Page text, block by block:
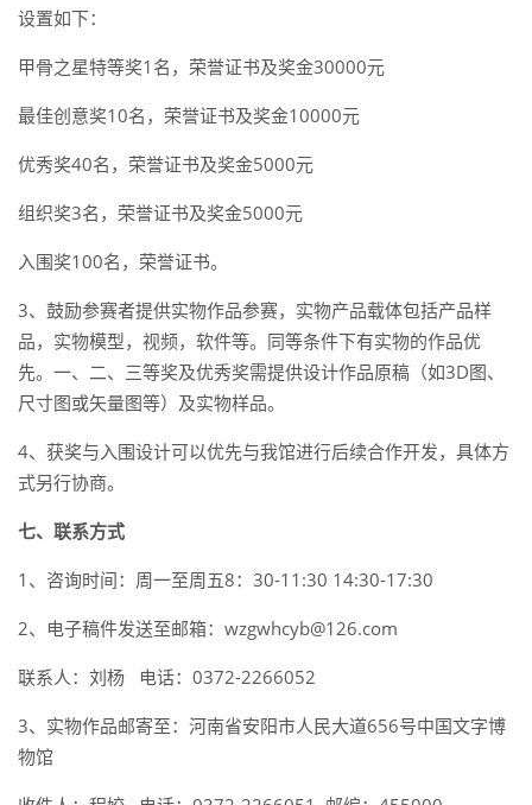
设置如下：
甲骨之星特等奖1名，荣誉证书及奖金30000元
最佳创意奖10名，荣誉证书及奖金10000元
优秀奖40名，荣誉证书及奖金5000元
组织奖3名，荣誉证书及奖金5000元
入围奖100名，荣誉证书。
3、鼓励参赛者提供实物作品参赛，实物产品载体包括产品样
品，实物模型，视频，软件等。同等条件下有实物的作品优
先。一、二、三等奖及优秀奖需提供设计作品原稿（如3D图、
尺寸图或矢量图等）及实物样品。
4、获奖与入围设计可以优先与我馆进行后续合作开发，具体方
式另行协商。
七、联系方式
1、咨询时间：周一至周五8：30-11:30 14:30-17:30
2、电子稿件发送至邮箱：wzgwhcyb@126.com
联系人：刘杨 电话：0372-2266052
3、实物作品邮寄至：河南省安阳市人民大道656号中国文字博
物馆